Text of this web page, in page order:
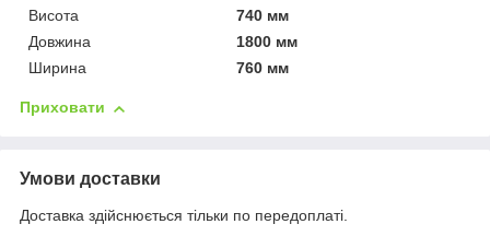
Висота
740 мм
Довжина
1800 мм
Ширина
760 мм
Приховати
Умови доставки
Доставка здійснюється тільки по передоплаті.